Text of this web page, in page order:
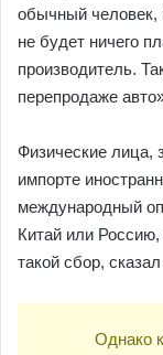
обычный человек,
не будет ничего
производитель.
перепродаже
Физические лица,
импорте
международный
Китай или
такой сбор,
Однако